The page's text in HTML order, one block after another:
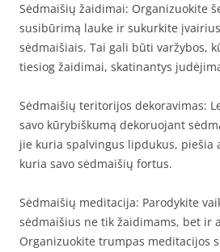
Sėdmaišių žaidimai: Organizuokite
susibūrimą lauke ir sukurkite
sėdmaišiais. Tai gali būti varžybos,
tiesiog žaidimai, skatinantys
Sėdmaišių teritorijos dekoravimas:
savo kūrybiškumą dekoruojant
jie kuria spalvingus lipdukus, piešia
kuria savo sėdmaišių fortus.
Sėdmaišių meditacija: Parodykite
sėdmaišius ne tik žaidimams, bet ir
Organizuokite trumpas meditacijos